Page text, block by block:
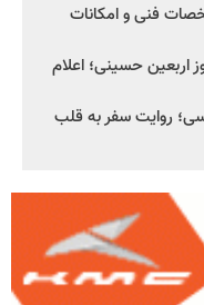
فنی و امکانات
روز اربعین حسینی؛ اعلام
روایت سفر به قلب